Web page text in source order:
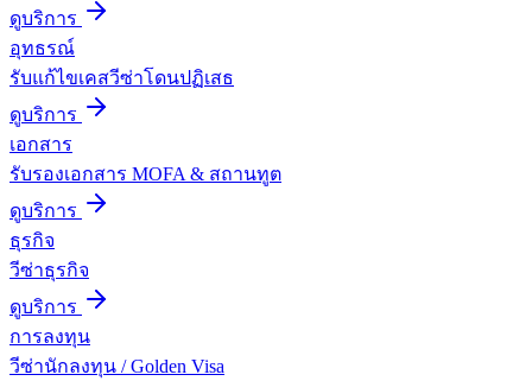
ดูบริการ
อุทธรณ์
รับแก้ไขเคสวีซ่าโดนปฏิเสธ
ดูบริการ
เอกสาร
รับรองเอกสาร MOFA & สถานทูต
ดูบริการ
ธุรกิจ
วีซ่าธุรกิจ
ดูบริการ
การลงทุน
วีซ่านักลงทุน / Golden Visa